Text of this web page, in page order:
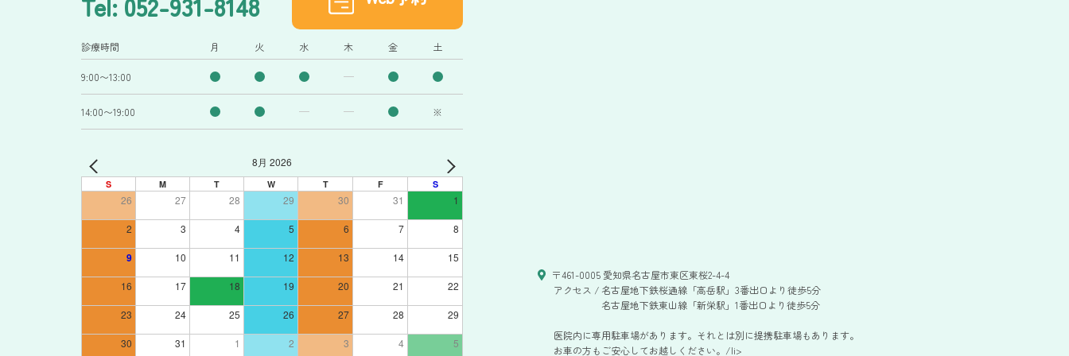
診療時間 月 火 水 木 金 土
9:00〜13:00
14:00〜19:00 ※
8月 2026
S M T W T F S
26 27 28 29 30 31 1
2 3 4 5 6 7 8
9 10 11 12 13 14 15
16 17 18 19 20 21 22
23 24 25 26 27 28 29
30 31 1 2 3 4 5
〒461-0005 愛知県名古屋市東区東桜2-4-4
アクセス / 名古屋地下鉄桜通線「高岳駅」3番出口より徒歩5分
名古屋地下鉄東山線「新栄駅」1番出口より徒歩5分
医院内に専用駐車場があります。それとは別に提携駐車場もあります。
お車の方もご安心してお越しください。/li>